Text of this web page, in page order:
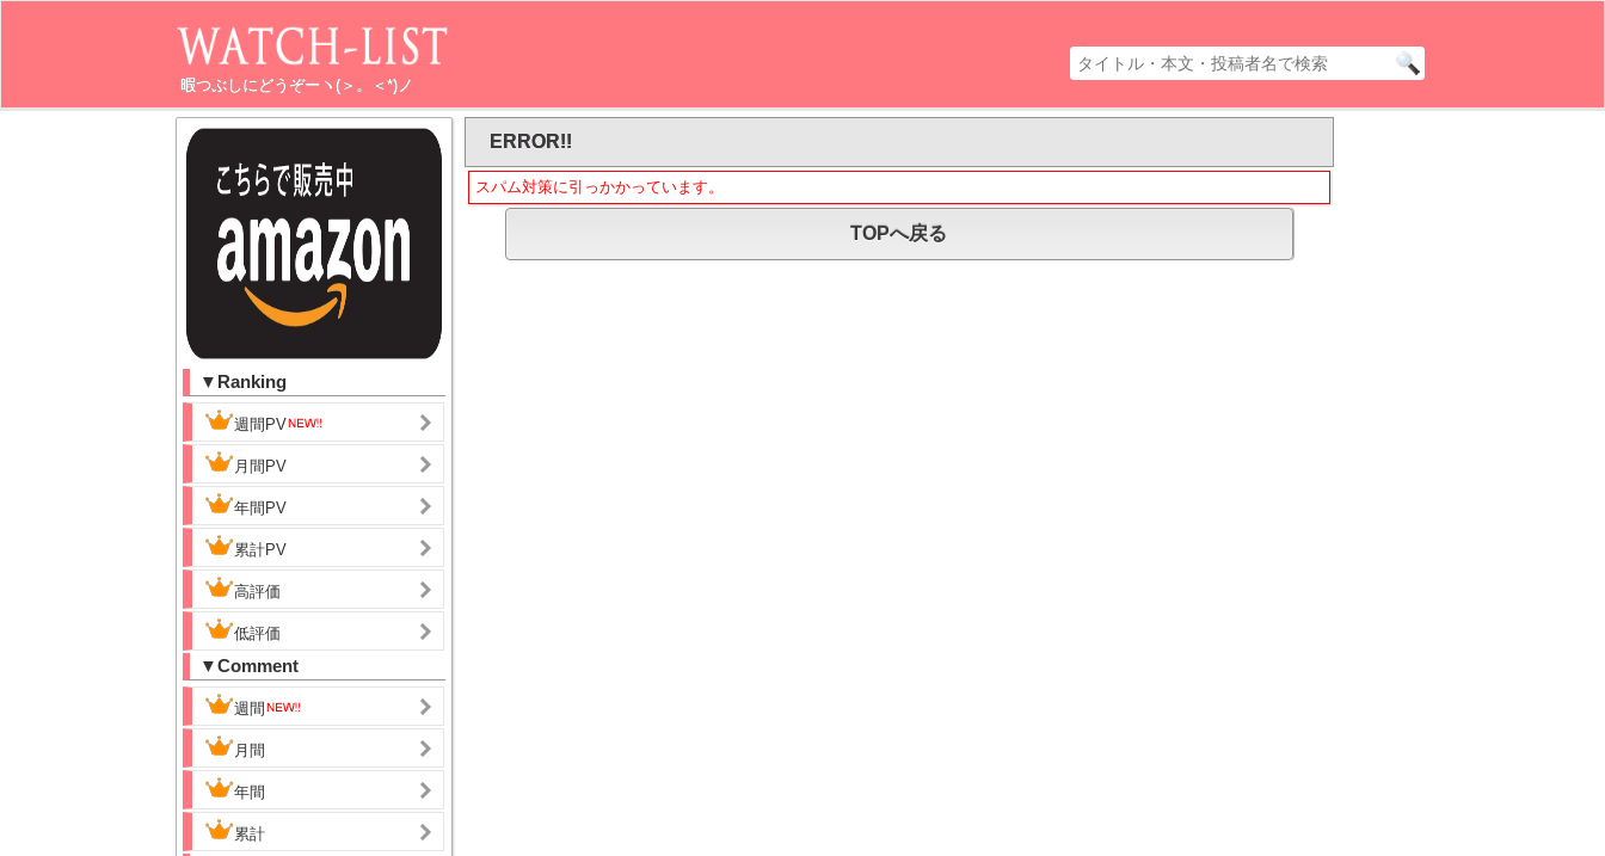
暇つぶしにどうぞーヽ(＞。＜*)ノ
▼Ranking
週間PV
月間PV
年間PV
累計PV
高評価
低評価
▼Comment
週間
月間
年間
累計
ERROR!!
スパム対策に引っかかっています。
TOPへ戻る